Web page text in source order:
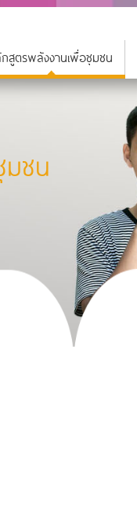
สูตรพลังงานเพื่อชุมชน
ชน